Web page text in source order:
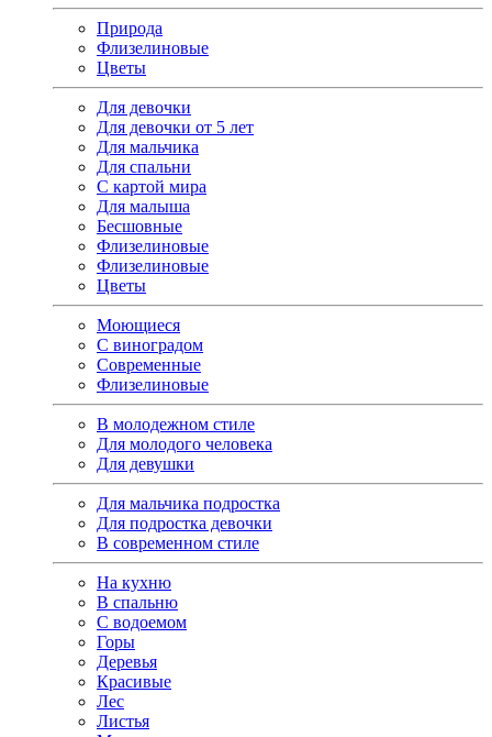
Природа
Флизелиновые
Цветы
Для девочки
Для девочки от 5 лет
Для мальчика
Для спальни
С картой мира
Для малыша
Бесшовные
Флизелиновые
Флизелиновые
Цветы
Моющиеся
С виноградом
Современные
Флизелиновые
В молодежном стиле
Для молодого человека
Для девушки
Для мальчика подростка
Для подростка девочки
В современном стиле
На кухню
В спальню
С водоемом
Горы
Деревья
Красивые
Лес
Листья